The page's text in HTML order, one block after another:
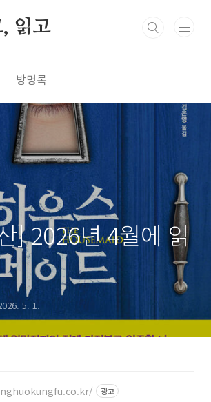
읽고
방명록
] 2026년 4월에 읽
5. 1.
광고